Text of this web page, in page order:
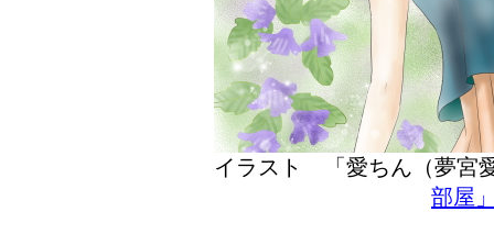
イラスト 「愛ちん（夢
部屋